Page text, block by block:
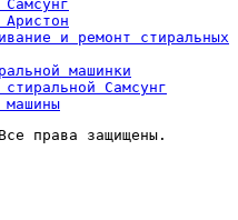
и ремонт стиральных
машинки
Самсунг
машины
права защищены.